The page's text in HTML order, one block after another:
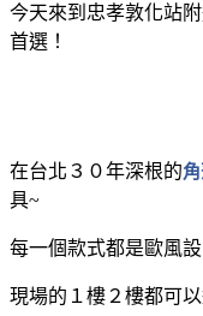
今天來到忠孝敦化站
首選！
在台北３０年深根的
具~
每一個款式都是歐風
現場的１樓２樓都可